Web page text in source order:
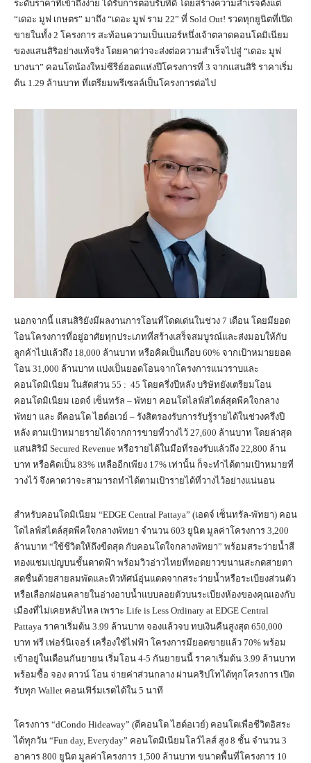
ระดับราคาที่เข้าถึงง่าย ได้รับการตอบรับที่ดี โดยสร้างความสำเร็จตั้งแต่
“เดอะ มูฟ เกษตร” มาถึง “เดอะ มูฟ ราม 22” ที่ Sold Out! รวดทุกยูนิตที่เปิด
ขายในทั้ง 2 โครงการ สะท้อนความเป็นเบอร์หนึ่งเจ้าตลาดคอนโดมิเนียม
ของแสนสิริอย่างแท้จริง โดยคาดว่าจะส่งต่อความสำเร็จไปสู่ “เดอะ มูฟ
บางนา” คอนโดน้องใหม่ซีรีย์ฮอตแห่งปีโครงการที่ 3 จากแสนสิริ ราคาเริ่ม
ต้น 1.29 ล้านบาท ที่เตรียมพรีเซลล์เป็นโครงการต่อไป
นอกจากนี้ แสนสิริยังมีผลงานการโอนที่โดดเด่นในช่วง 7 เดือน โดยมียอด
โอนโครงการที่อยู่อาศัยทุกประเภทที่สร้างเสร็จสมบูรณ์และส่งมอบให้กับ
ลูกค้าไปแล้วถึง 18,000 ล้านบาท หรือคิดเป็นเกือบ 60% จากเป้าหมายยอด
โอน 31,000 ล้านบาท แบ่งเป็นยอดโอนจากโครงการแนวราบและ
คอนโดมิเนียม ในสัดส่วน 55 : 45 โดยครึ่งปีหลัง บริษัทยังเตรียมโอน
คอนโดมิเนียม เอดจ์ เซ็นทรัล – พัทยา คอนโดไลฟ์สไตล์สุดพีคใจกลาง
พัทยา และ ดีคอนโด ไฮด์อเวย์ – รังสิตรองรับการรับรู้รายได้ในช่วงครึ่งปี
หลัง ตามเป้าหมายรายได้จากการขายที่วางไว้ 27,600 ล้านบาท โดยล่าสุด
แสนสิริมี Secured Revenue หรือรายได้ในมือที่รองรับแล้วถึง 22,800 ล้าน
บาท หรือคิดเป็น 83% เหลืออีกเพียง 17% เท่านั้น ก็จะทำได้ตามเป้าหมายที่
วางไว้ จึงคาดว่าจะสามารถทำได้ตามเป้ารายได้ที่วางไว้อย่างแน่นอน
สำหรับคอนโดมิเนียม “EDGE Central Pattaya” (เอดจ์ เซ็นทรัล-พัทยา) คอน
โดไลฟ์สไตล์สุดพีคใจกลางพัทยา จำนวน 603 ยูนิต มูลค่าโครงการ 3,200
ล้านบาท “ใช้ชีวิตให้ถึงขีดสุด กับคอนโดใจกลางพัทยา” พร้อมสระว่ายน้ำสี
ทองแชมเปญบนชั้นดาดฟ้า พร้อมวิวอ่าวไทยที่ทอดยาวขนานสะกดสายตา
สดชื่นด้วยสายลมพัดและทิวทัศน์อุ่นแดดจากสระว่ายน้ำหรือระเบียงส่วนตัว
หรือเลือกผ่อนคลายในอ่างอาบน้ำแบบลอยตัวบนระเบียงห้องของคุณเองกับ
เมืองที่ไม่เคยหลับไหล เพราะ Life is Less Ordinary at EDGE Central
Pattaya ราคาเริ่มต้น 3.99 ล้านบาท จองแล้วจบ ทบเงินคืนสูงสุด 650,000
บาท ฟรี เฟอร์นิเจอร์ เครื่องใช้ไฟฟ้า โครงการมียอดขายแล้ว 70% พร้อม
เข้าอยู่ในเดือนกันยายน เริ่มโอน 4-5 กันยายนนี้ ราคาเริ่มต้น 3.99 ล้านบาท
พร้อมซื้อ จอง ดาวน์ โอน จ่ายค่าส่วนกลาง ผ่านคริปโทได้ทุกโครงการ เปิด
รับทุก Wallet คอนเฟิร์มเรตได้ใน 5 นาที
โครงการ “dCondo Hideaway” (ดีคอนโด ไฮด์อเวย์) คอนโดเพื่อชีวิตอิสระ
ได้ทุกวัน “Fun day, Everyday” คอนโดมิเนียมโลว์ไลส์ สูง 8 ชั้น จำนวน 3
อาคาร 800 ยูนิต มูลค่าโครงการ 1,500 ล้านบาท ขนาดพื้นที่โครงการ 10